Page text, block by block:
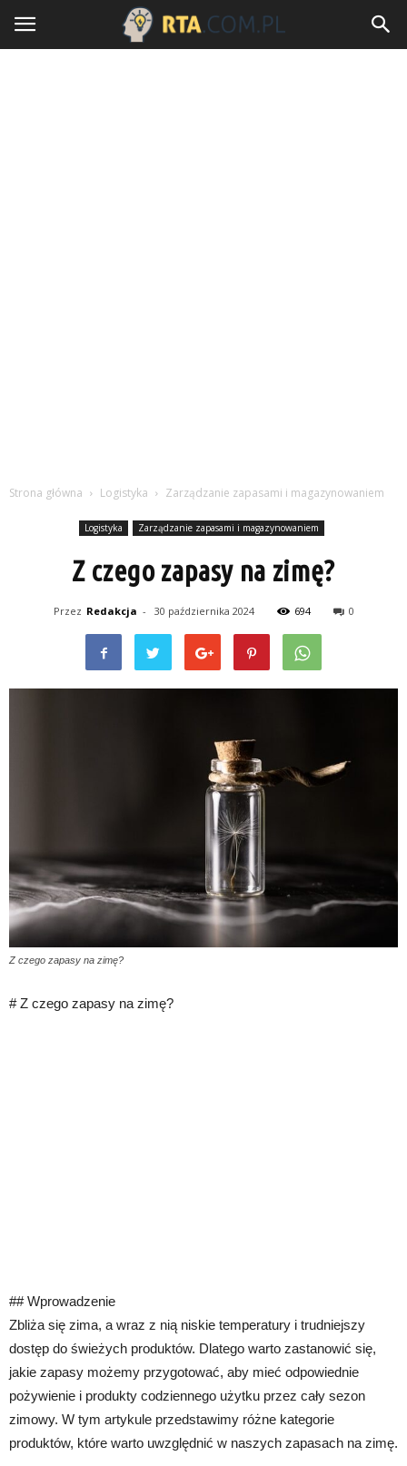
Strona główna Logistyka Zarządzanie zapasami i magazynowaniem
Logistyka Zarządzanie zapasami i magazynowaniem
Z czego zapasy na zimę?
Przez Redakcja - 30 października 2024 694 0
Z czego zapasy na zimę?
# Z czego zapasy na zimę?
## Wprowadzenie
Zbliża się zima, a wraz z nią niskie temperatury i trudniejszy
dostęp do świeżych produktów. Dlatego warto zastanowić się,
jakie zapasy możemy przygotować, aby mieć odpowiednie
pożywienie i produkty codziennego użytku przez cały sezon
zimowy. W tym artykule przedstawimy różne kategorie
produktów, które warto uwzględnić w naszych zapasach na zimę.